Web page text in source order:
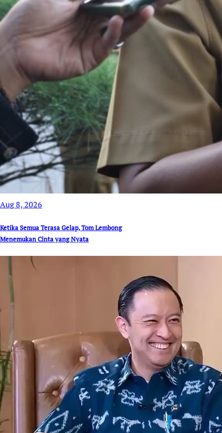
Aug 8, 2026
Ketika Semua Terasa Gelap, Tom Lembong
Menemukan Cinta yang Nyata